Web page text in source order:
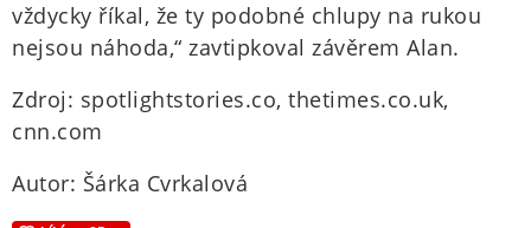
vždycky říkal, že ty podobné chlupy na rukou
nejsou náhoda,“ zavtipkoval závěrem Alan.
Zdroj: spotlightstories.co, thetimes.co.uk,
cnn.com
Autor: Šárka Cvrkalová